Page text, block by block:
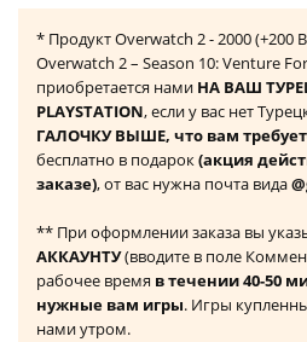
* Продукт Overwatch 2 - 2000 (+200
Overwatch 2 – Season 10: Venture
приобретается нами НА ВАШ
PLAYSTATION, если у вас нет
ГАЛОЧКУ ВЫШЕ, что вам
бесплатно в подарок(акция
заказе), от вас нужна почта вида
** При оформлении заказа вы
АККАУНТУ(вводите в поле
рабочее время в течении 40-50
нужные вам игры. Игры
нами утром.